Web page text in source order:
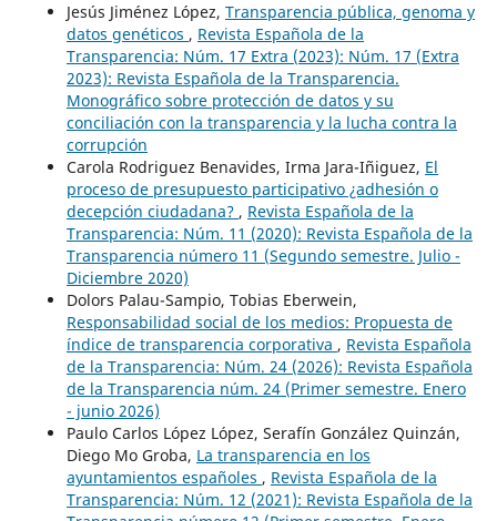
Jesús Jiménez López, Transparencia pública, genoma y
datos genéticos , Revista Española de la
Transparencia: Núm. 17 Extra (2023): Núm. 17 (Extra
2023): Revista Española de la Transparencia.
Monográfico sobre protección de datos y su
conciliación con la transparencia y la lucha contra la
corrupción
Carola Rodriguez Benavides, Irma Jara-Iñiguez, El
proceso de presupuesto participativo ¿adhesión o
decepción ciudadana? , Revista Española de la
Transparencia: Núm. 11 (2020): Revista Española de la
Transparencia número 11 (Segundo semestre. Julio -
Diciembre 2020)
Dolors Palau-Sampio, Tobias Eberwein,
Responsabilidad social de los medios: Propuesta de
índice de transparencia corporativa , Revista Española
de la Transparencia: Núm. 24 (2026): Revista Española
de la Transparencia núm. 24 (Primer semestre. Enero
- junio 2026)
Paulo Carlos López López, Serafín González Quinzán,
Diego Mo Groba, La transparencia en los
ayuntamientos españoles , Revista Española de la
Transparencia: Núm. 12 (2021): Revista Española de la